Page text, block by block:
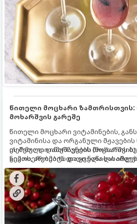
წითელი მოცხარი ზამთრისთვის:
მოხარშვის გარეშე
წითელი მოცხარი ვიტამინების,
ვიტამინისა და ორგანული
თერმული დამუშავების
ნივთიერებების დიდი ნაწილი
კენკრის ზამთრისთვის შესანახად
„ცოცხალი ჯემის“ მომზადებაა -
ეს მეთოდი ინარჩუნებს მოცხარის
გემოს, არომატს და ყველა